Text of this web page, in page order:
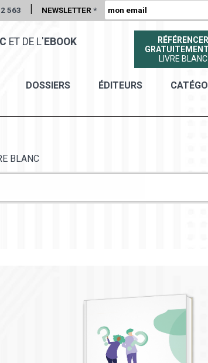
2 563 | NEWSLETTER *
ET DE L' EBOOK
RÉFÉRENCER
GRATUITEMENT
LIVRE BLANC
DOSSIERS ÉDITEURS
BLANC